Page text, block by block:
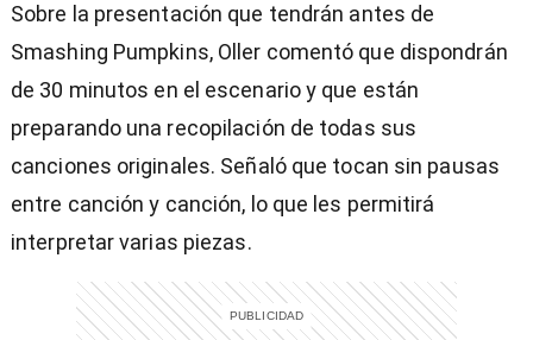
Sobre la presentación que tendrán antes de
Smashing Pumpkins, Oller comentó que dispondrán
de 30 minutos en el escenario y que están
preparando una recopilación de todas sus
canciones originales. Señaló que tocan sin pausas
entre canción y canción, lo que les permitirá
interpretar varias piezas.